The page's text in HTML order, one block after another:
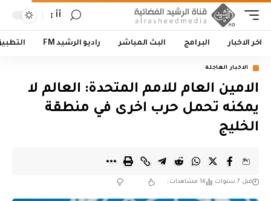
أأ
اخر الاخبار البرامج البث المباشر راديو الرشيد FM
الاخبار العاجلة
الامين العام للامم المتحدة: العالم لا
يمكنه تحمل حرب اخرى في منطقة
الخليج
قبل 7 سنوات 14 مشاهدات